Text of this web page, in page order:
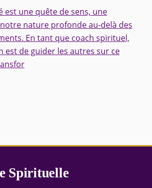
est une quête de sens, une
nature profonde au-delà des
En tant que coach spirituel,
est de guider les autres sur ce
Spirituelle